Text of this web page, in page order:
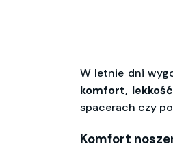
W letnie dni
komfort,
spacerach czy
Komfort